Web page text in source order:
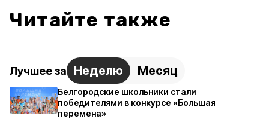
Читайте также
Лучшее за Неделю Месяц
Белгородские школьники стали
победителями в конкурсе «Большая
перемена»